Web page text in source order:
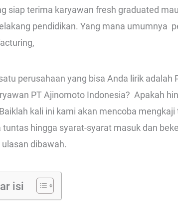
siap terima karyawan fresh graduated
pendidikan. Yang mana umumnya
perusahaan yang bisa Anda lirik adalah
PT Ajinomoto Indonesia? Apakah
Baiklah kali ini kami akan mencoba
tuntas hingga syarat-syarat masuk dan
ulasan dibawah.
isi